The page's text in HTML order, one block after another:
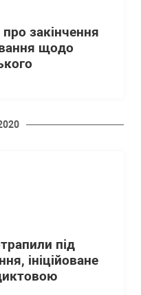
закінчення
щодо
під
ініційоване